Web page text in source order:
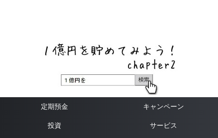
定期預金 キャンペーン
投資 サービス